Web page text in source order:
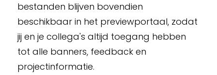
bestanden blijven bovendien
beschikbaar in het previewportaal, zodat
jij en je collega's altijd toegang hebben
tot alle banners, feedback en
projectinformatie.